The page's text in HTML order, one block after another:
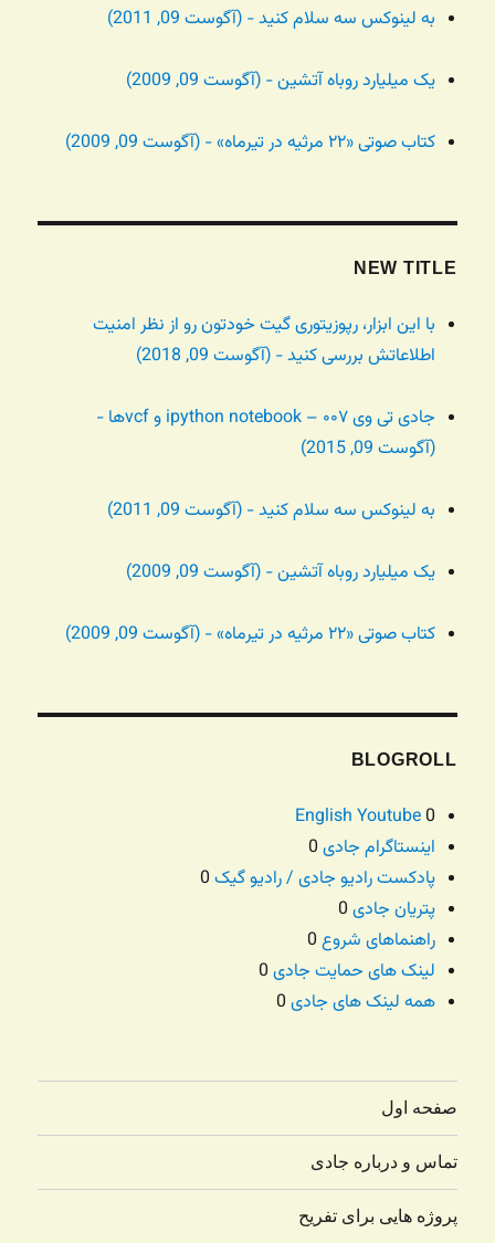
به لینوکس سه سلام کنید - (آگوست 09, 2011)
یک میلیارد روباه آتشین - (آگوست 09, 2009)
کتاب صوتی «۲۲ مرثیه در تیرماه» - (آگوست 09, 2009)
NEW TITLE
با این ابزار، رپوزیتوری گیت خودتون رو از نظر امنیت
اطلاعاتش بررسی کنید - (آگوست 09, 2018)
جادی تی وی ۰۰۷ – ipython notebook و vcfها -
(آگوست 09, 2015)
به لینوکس سه سلام کنید - (آگوست 09, 2011)
یک میلیارد روباه آتشین - (آگوست 09, 2009)
کتاب صوتی «۲۲ مرثیه در تیرماه» - (آگوست 09, 2009)
BLOGROLL
English Youtube0
اینستاگرام جادی
پادکست رادیو جادی / رادیو گیک
پتریان جادی
راهنماهای شروع
لینک های حمایت جادی
همه لینک های جادی
صفحه اول
تماس و درباره جادی
پروژه هایی برای تفریح